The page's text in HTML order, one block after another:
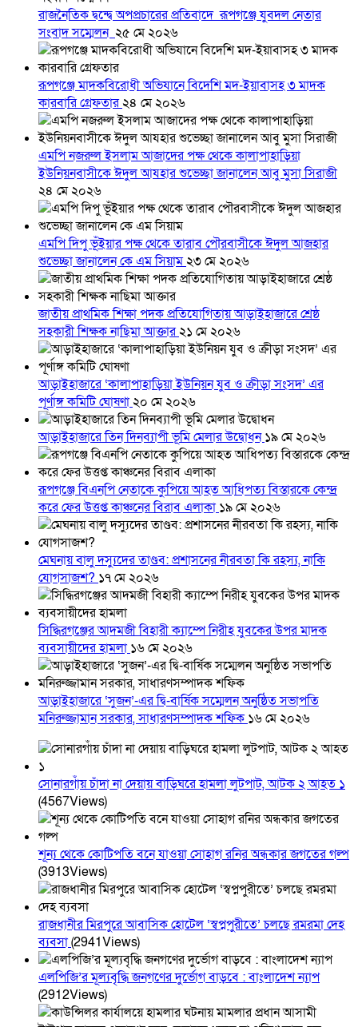
রাজনৈতিক দ্বন্দ্বে অপপ্রচারের প্রতিবাদে ‎রূপগঞ্জে যুবদল নেতার
সংবাদ সম্মেলন ‎ ২৫ মে ২০২৬
রূপগঞ্জে মাদকবিরোধী অভিযানে বিদেশি মদ-ইয়াবাসহ ৩ মাদক
কারবারি গ্রেফতার২৪ মে ২০২৬
এমপি নজরুল ইসলাম আজাদের পক্ষ থেকে কালাপাহাড়িয়া
ইউনিয়নবাসীকে ঈদুল আযহার শুভেচ্ছা জানালেন আবু মুসা সিরাজী
২৪ মে ২০২৬
এমপি দিপু ভূঁইয়ার পক্ষ থেকে তারাব পৌরবাসীকে ঈদুল আজহার
শুভেচ্ছা জানালেন কে এম সিয়াম২৩ মে ২০২৬
জাতীয় প্রাথমিক শিক্ষা পদক প্রতিযোগিতায় আড়াইহাজারে শ্রেষ্ঠ
সহকারী শিক্ষক নাছিমা আক্তার২১ মে ২০২৬
আড়াইহাজারে ‘কালাপাহাড়িয়া ইউনিয়ন যুব ও ক্রীড়া সংসদ’ এর
পূর্ণাঙ্গ কমিটি ঘোষণা২০ মে ২০২৬
আড়াইহাজারে তিন দিনব্যাপী ভূমি মেলার উদ্বোধন১৯ মে ২০২৬
রূপগঞ্জে বিএনপি নেতাকে কুপিয়ে আহত আধিপত্য বিস্তারকে কেন্দ্র
করে ফের উত্তপ্ত কাঞ্চনের বিরাব এলাকা ১৯ মে ২০২৬
মেঘনায় বালু দস্যুদের তাণ্ডব: প্রশাসনের নীরবতা কি রহস্য, নাকি
যোগসাজশ? ১৭ মে ২০২৬
সিদ্ধিরগঞ্জের আদমজী বিহারী ক্যাম্পে নিরীহ যুবকের উপর মাদক
ব্যবসায়ীদের হামলা ১৬ মে ২০২৬
আড়াইহাজারে ‘সুজন’-এর দ্বি-বার্ষিক সম্মেলন অনুষ্ঠিত সভাপতি
মনিরুজ্জামান সরকার, সাধারণসম্পাদক শফিক ১৬ মে ২০২৬
সোনারগাঁয় চাঁদা না দেয়ায় বাড়িঘরে হামলা লুটপাট, আটক ২ আহত ১
(4567Views)
শূন্য থেকে কোটিপতি বনে যাওয়া সোহাগ রনির অন্ধকার জগতের গল্প
(3913Views)
রাজধানীর মিরপুরে আবাসিক হোটেল ‘স্বপ্নপুরীতে’ চলছে রমরমা দেহ
ব্যবসা(2941Views)
এলপিজি’র মূল্যবৃদ্ধি জনগণের দুর্ভোগ বাড়বে : বাংলাদেশ ন্যাপ
(2912Views)